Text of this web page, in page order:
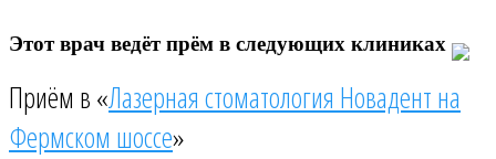
Этот врач ведёт прём в следующих клиниках
Приём в «Лазерная стоматология Новадент на
Фермском шоссе»